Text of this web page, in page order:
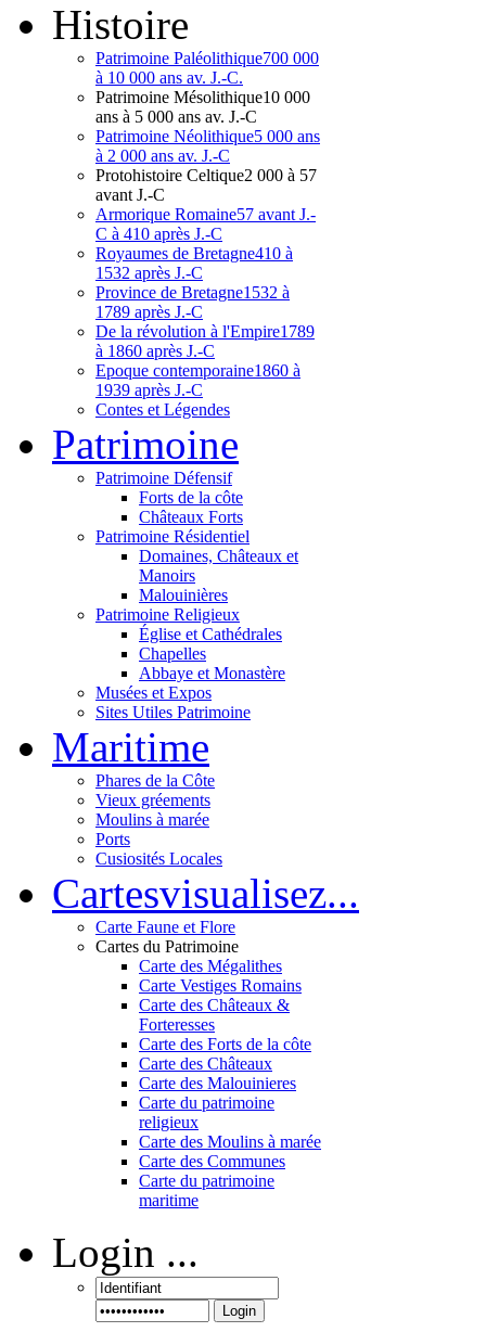
Histoire
Patrimoine Paléolithique700 000
à 10 000 ans av. J.-C.
Patrimoine Mésolithique10 000
ans à 5 000 ans av. J.-C
Patrimoine Néolithique5 000 ans
à 2 000 ans av. J.-C
Protohistoire Celtique2 000 à 57
avant J.-C
Armorique Romaine57 avant J.-
C à 410 après J.-C
Royaumes de Bretagne410 à
1532 après J.-C
Province de Bretagne1532 à
1789 après J.-C
De la révolution à l'Empire1789
à 1860 après J.-C
Epoque contemporaine1860 à
1939 après J.-C
Contes et Légendes
Patrimoine
Patrimoine Défensif
Forts de la côte
Châteaux Forts
Patrimoine Résidentiel
Domaines, Châteaux et
Manoirs
Malouinières
Patrimoine Religieux
Église et Cathédrales
Chapelles
Abbaye et Monastère
Musées et Expos
Sites Utiles Patrimoine
Maritime
Phares de la Côte
Vieux gréements
Moulins à marée
Ports
Cusiosités Locales
Cartesvisualisez...
Carte Faune et Flore
Cartes du Patrimoine
Carte des Mégalithes
Carte Vestiges Romains
Carte des Châteaux &
Forteresses
Carte des Forts de la côte
Carte des Châteaux
Carte des Malouinieres
Carte du patrimoine
religieux
Carte des Moulins à marée
Carte des Communes
Carte du patrimoine
maritime
Login ...
Login